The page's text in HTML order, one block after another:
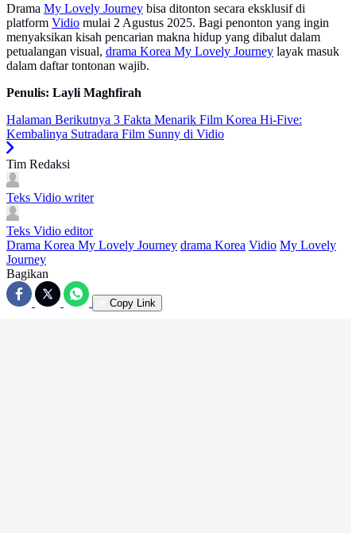
Drama My Lovely Journey bisa ditonton secara eksklusif di
platform Vidio mulai 2 Agustus 2025. Bagi penonton yang ingin
menyaksikan kisah pencarian makna hidup yang dibalut dalam
petualangan visual, drama Korea My Lovely Journey layak masuk
dalam daftar tontonan wajib.
Penulis: Layli Maghfirah
Halaman Berikutnya 3 Fakta Menarik Film Korea Hi-Five:
Kembalinya Sutradara Film Sunny di Vidio
Tim Redaksi
Teks Vidio writer
Teks Vidio editor
Drama Korea My Lovely Journey drama Korea Vidio My Lovely
Journey
Bagikan
Copy Link